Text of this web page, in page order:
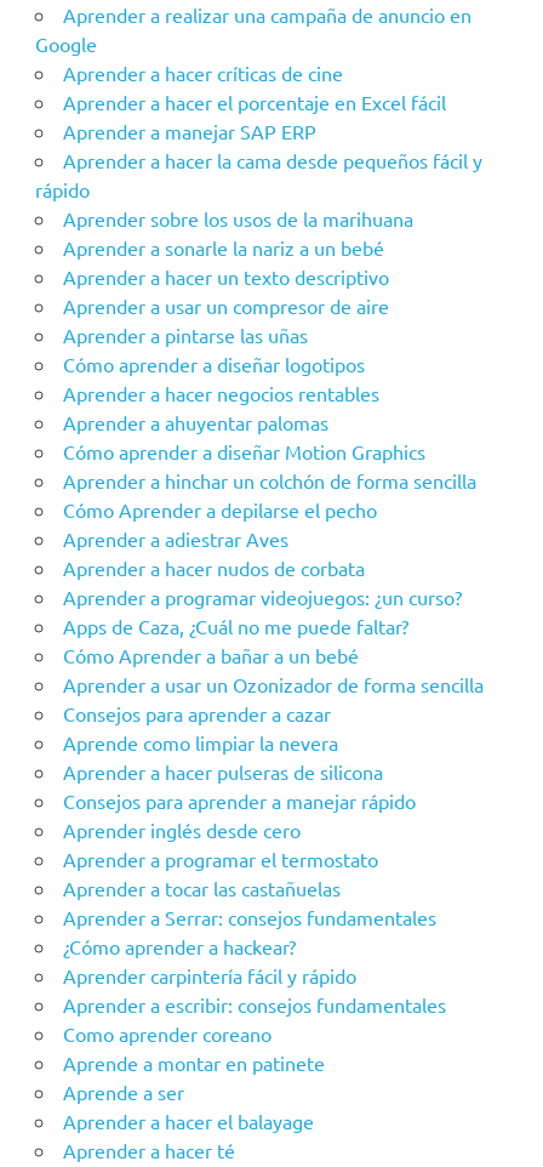
Aprender a realizar una campaña de anuncio en
Google
Aprender a hacer críticas de cine
Aprender a hacer el porcentaje en Excel fácil
Aprender a manejar SAP ERP
Aprender a hacer la cama desde pequeños fácil y
rápido
Aprender sobre los usos de la marihuana
Aprender a sonarle la nariz a un bebé
Aprender a hacer un texto descriptivo
Aprender a usar un compresor de aire
Aprender a pintarse las uñas
Cómo aprender a diseñar logotipos
Aprender a hacer negocios rentables
Aprender a ahuyentar palomas
Cómo aprender a diseñar Motion Graphics
Aprender a hinchar un colchón de forma sencilla
Cómo Aprender a depilarse el pecho
Aprender a adiestrar Aves
Aprender a hacer nudos de corbata
Aprender a programar videojuegos: ¿un curso?
Apps de Caza, ¿Cuál no me puede faltar?
Cómo Aprender a bañar a un bebé
Aprender a usar un Ozonizador de forma sencilla
Consejos para aprender a cazar
Aprende como limpiar la nevera
Aprender a hacer pulseras de silicona
Consejos para aprender a manejar rápido
Aprender inglés desde cero
Aprender a programar el termostato
Aprender a tocar las castañuelas
Aprender a Serrar: consejos fundamentales
¿Cómo aprender a hackear?
Aprender carpintería fácil y rápido
Aprender a escribir: consejos fundamentales
Como aprender coreano
Aprende a montar en patinete
Aprende a ser
Aprender a hacer el balayage
Aprender a hacer té